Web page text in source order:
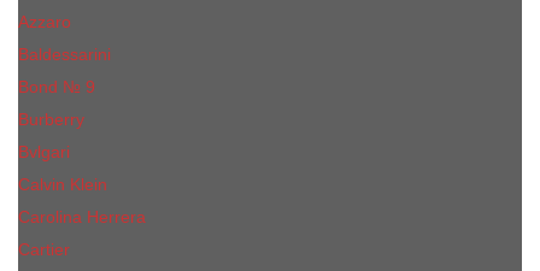
Azzaro
Baldessarini
Bond № 9
Burberry
Bvlgari
Calvin Klein
Carolina Herrera
Cartier